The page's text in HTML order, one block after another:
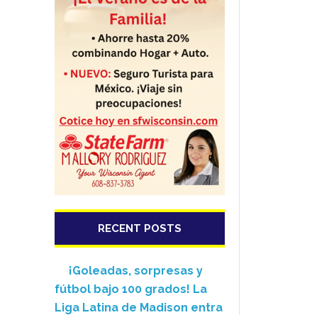
RECENT POSTS
¡Goleadas, sorpresas y
fútbol bajo 100 grados! La
Liga Latina de Madison entra